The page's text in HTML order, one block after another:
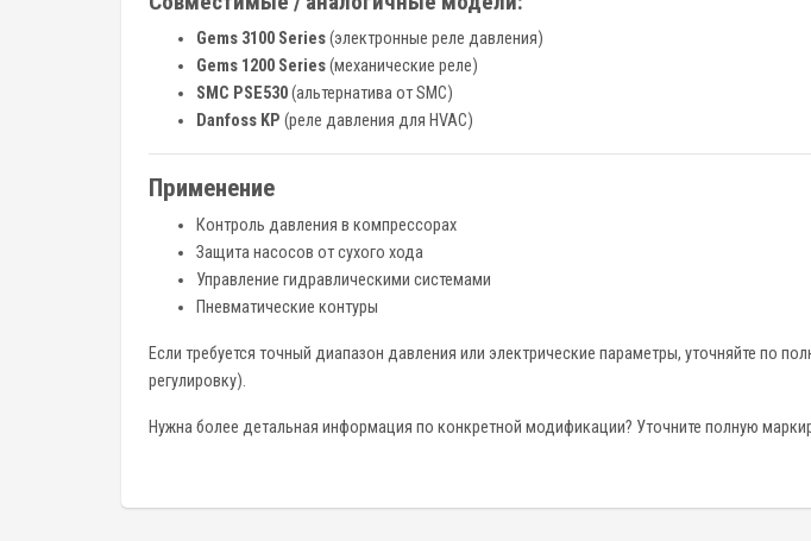
Gems 3100 Series(электронные реле давления)
Gems 1200 Series(механические реле)
SMC PSE530(альтернатива от SMC)
Danfoss KP (реле давления для HVAC)
Применение
Контроль давления в компрессорах
Защита насосов от сухого хода
Управление гидравлическими системами
Пневматические контуры
Если требуется точный диапазон давления или электрические параметры, уточняйте по
регулировку).
Нужна более детальная информация по конкретной модификации? Уточните полную